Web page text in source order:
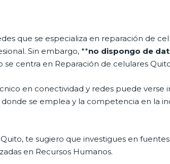
que se especializa en reparación de
Sin embargo, **no dispongo de
centra en Reparación de celulares
en conectividad y redes puede verse
se emplea y la competencia en la
te sugiero que investigues en
en Recursos Humanos.